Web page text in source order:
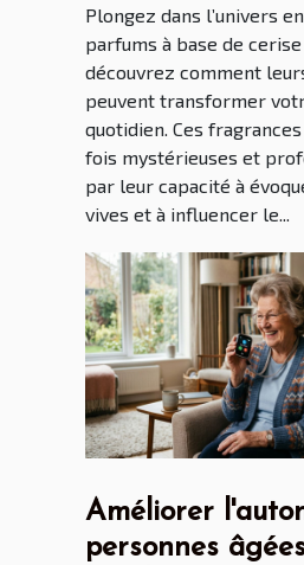
Plongez dans l’univers
parfums à base de
découvrez comment
peuvent transformer
quotidien. Ces
fois mystérieuses et
par leur capacité à
vives et à influencer le...
Améliorer
personnes